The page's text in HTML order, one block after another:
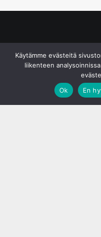
Käytämme evästeitä
liikenteen
Ok
En